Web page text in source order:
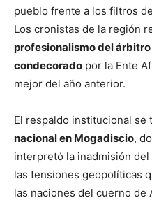
pueblo frente a los filtros
Los cronistas de la región
profesionalismo del
condecorado por la Ente
mejor del año anterior.
El respaldo institucional se
nacional en Mogadiscio,
interpretó la inadmisión
las tensiones geopolíticas
las naciones del cuerno de